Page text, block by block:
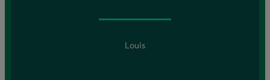
Louis